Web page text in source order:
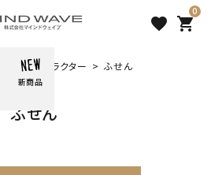
favorite
0
shopping_cart
うさぎの
新商品
その他のキャラクター ふせん
ふせん